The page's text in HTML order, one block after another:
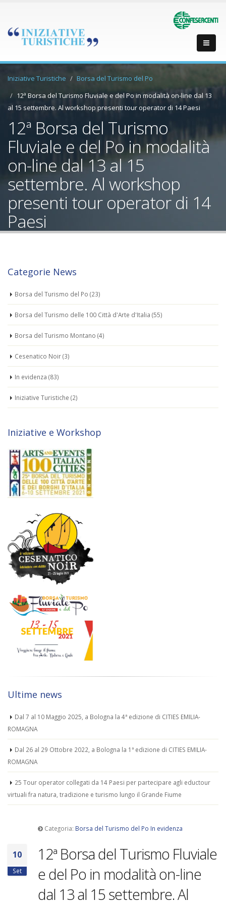
Iniziative Turistiche
Borsa del Turismo del Po
12ª Borsa del Turismo Fluviale e del Po in modalità on-line dal 13
al 15 settembre. Al workshop presenti tour operator di 14 Paesi
12ª Borsa del Turismo
Fluviale e del Po in modalità
on-line dal 13 al 15
settembre. Al workshop
presenti tour operator di 14
Paesi
Categorie News
Borsa del Turismo del Po (23)
Borsa del Turismo delle 100 Città d'Arte d'Italia (55)
Borsa del Turismo Montano (4)
Cesenatico Noir(3)
In evidenza (83)
Iniziative Turistiche (2)
Iniziative e Workshop
Ultime news
Dal 7 al 10 Maggio 2025, a Bologna la 4ª edizione di CITIES EMILIA-
ROMAGNA
Dal 26 al 29 Ottobre 2022, a Bologna la 1ª edizione di CITIES EMILIA-
ROMAGNA
25 Tour operator collegati da 14 Paesi per partecipare agli eductour
virtuali fra natura, tradizione e turismo lungo il Grande Fiume
Categoria: Borsa del Turismo del Po In evidenza
10
Set
12ª Borsa del Turismo Fluviale
e del Po in modalità on-line
dal 13 al 15 settembre. Al